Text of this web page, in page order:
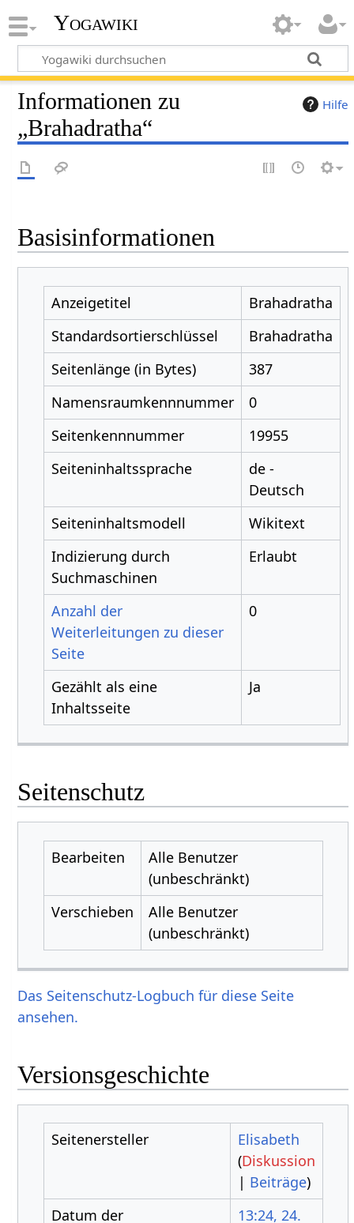
Yogawiki
Hilfe
Informationen zu
„Brahadratha“
Basisinformationen
Anzeigetitel
Brahadratha
Standardsortierschlüssel
Brahadratha
Seitenlänge (in Bytes)
387
Namensraumkennnummer
0
Seitenkennnummer
19955
Seiteninhaltssprache
de -
Deutsch
Seiteninhaltsmodell
Wikitext
Indizierung durch
Suchmaschinen
Erlaubt
Anzahl der
Weiterleitungen zu dieser
Seite
0
Gezählt als eine
Inhaltsseite
Ja
Seitenschutz
Bearbeiten
Alle Benutzer
(unbeschränkt)
Verschieben
Alle Benutzer
(unbeschränkt)
Das Seitenschutz-Logbuch für diese Seite
ansehen.
Versionsgeschichte
Seitenersteller
Elisabeth
(Diskussion
| Beiträge)
Datum der
13:24, 24.